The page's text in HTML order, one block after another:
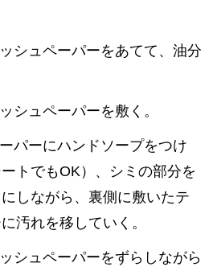
シュペーパーをあてて、油分
シュペーパーを敷く。
パーにハンドソープをつけ
ートでもOK）、シミの部分を
しながら、裏側に敷いたテ
汚れを移していく。
シュペーパーをずらしながら